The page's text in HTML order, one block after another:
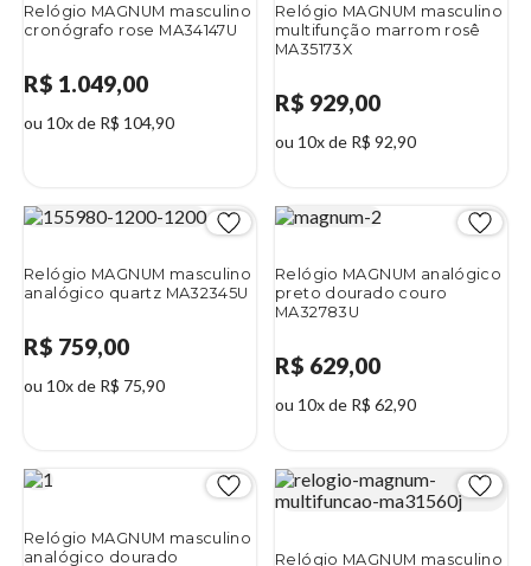
Relógio MAGNUM masculino
cronógrafo rose MA34147U
R$ 1.049,00
ou 10x de R$ 104,90
Relógio MAGNUM masculino
multifunção marrom rosê
MA35173X
R$ 929,00
ou 10x de R$ 92,90
Relógio MAGNUM masculino
analógico quartz MA32345U
R$ 759,00
ou 10x de R$ 75,90
Relógio MAGNUM analógico
preto dourado couro
MA32783U
R$ 629,00
ou 10x de R$ 62,90
Relógio MAGNUM masculino
analógico dourado
Relógio MAGNUM masculino